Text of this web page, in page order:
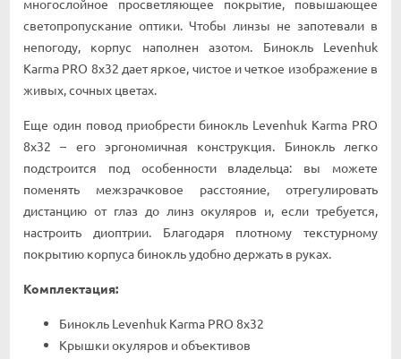
многослойное просветляющее покрытие, повышающее
светопропускание оптики. Чтобы линзы не запотевали в
непогоду, корпус наполнен азотом. Бинокль Levenhuk
Karma PRO 8x32 дает яркое, чистое и четкое изображение в
живых, сочных цветах.
Еще один повод приобрести бинокль Levenhuk Karma PRO
8x32 – его эргономичная конструкция. Бинокль легко
подстроится под особенности владельца: вы можете
поменять межзрачковое расстояние, отрегулировать
дистанцию от глаз до линз окуляров и, если требуется,
настроить диоптрии. Благодаря плотному текстурному
покрытию корпуса бинокль удобно держать в руках.
Комплектация:
Бинокль Levenhuk Karma PRO 8x32
Крышки окуляров и объективов